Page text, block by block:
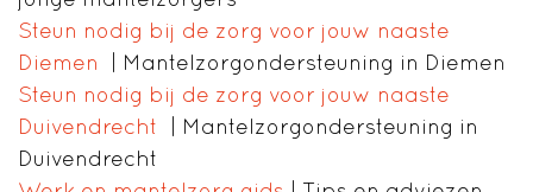
Steun nodig bij de zorg voor jouw naaste
Diemen
| Mantelzorgondersteuning in Diemen
Steun nodig bij de zorg voor jouw naaste
Duivendrecht | Mantelzorgondersteuning in
Duivendrecht